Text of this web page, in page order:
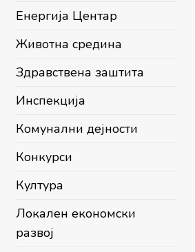
Енергија Центар
Животна средина
Здравствена заштита
Инспекција
Комунални дејности
Конкурси
Култура
Локален економски
развој